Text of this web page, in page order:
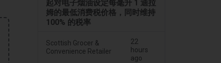
起对电子烟油设定每毫升 1 迪拉
姆的最低消费税价格，同时维持
100% 的税率
Scottish Grocer &
Convenience Retailer
22
hours
ago